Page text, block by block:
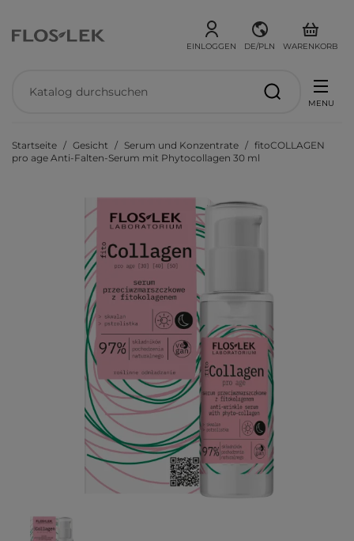
EINLOGGEN DE/PLN WARENKORB
MENU
Startseite Gesicht Serum und Konzentrate
fitoCOLLAGEN
pro age Anti-Falten-Serum mit Phytocollagen 30 ml